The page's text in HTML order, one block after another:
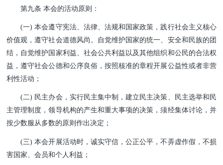
第九条 本会的活动原则：
(一) 本会遵守宪法、法律、法规和国家政策，践行社会主义核心
价值观，遵守社会道德风尚。自觉维护国家的统一、安全和民族的团
结，自觉维护国家利益、社会公共利益以及其他组织和公民的合法权
益，遵守社会公德和公序良俗，按照核准的章程开展公益性或者非营
利性活动；
(二) 民主办会，实行民主集中制，建立民主决策、民主选举和民
主管理制度，领导机构的产生和重大事项的决策，须经集体讨论，并
按少数服从多数的原则作出决定；
(三) 本会开展活动时，诚实守信，公正公平，不弄虚作假，不损
害国家、会员和个人利益；